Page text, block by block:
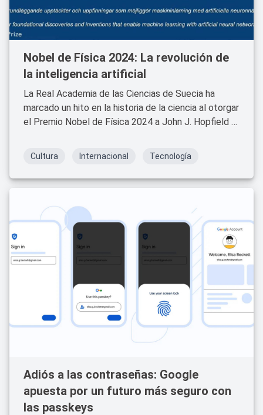
Nobel de Física 2024: La revolución de
la inteligencia artificial
La Real Academia de las Ciencias de Suecia ha
marcado un hito en la historia de la ciencia al otorgar
el Premio Nobel de Física 2024 a John J. Hopfield y
Cultura Internacional Tecnología
Adiós a las contraseñas: Google
apuesta por un futuro más seguro con
las passkeys